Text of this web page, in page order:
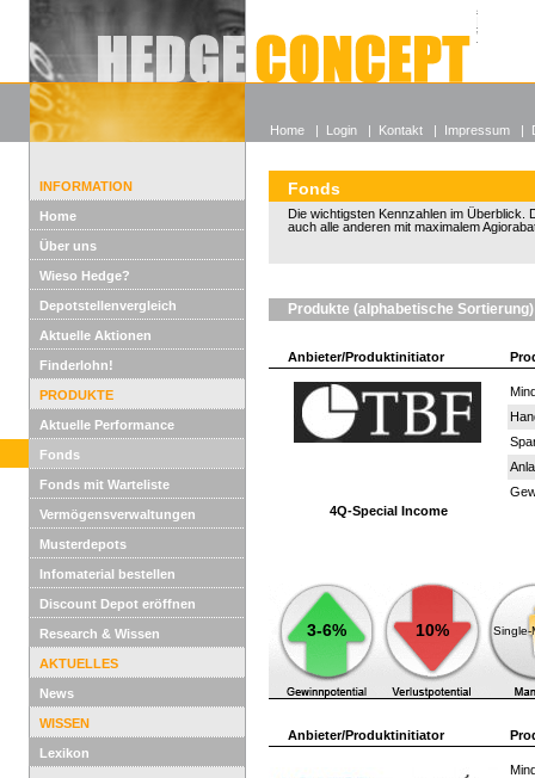
Alle
Wieso
INFORMATION
Home
Über uns
Wieso Hedge?
Depotstellenvergleich
Aktuelle Aktionen
Finderlohn!
PRODUKTE
Aktuelle Performance
Fonds
Fonds mit Warteliste
Vermögensverwaltungen
Musterdepots
Infomaterial bestellen
Discount Depot eröffnen
Research & Wissen
AKTUELLES
News
WISSEN
Lexikon
Fonds
Die wichtigsten Kennzahlen im Überblick.
auch alle anderen mit maximalem
Produkte (alphabetische Sortierung)
Anbieter/Produktinitiator
4Q-Special Income
3-6% 10% Single-
Anbieter/Produktinitiator
Home | Login | Kontakt | Impressum |